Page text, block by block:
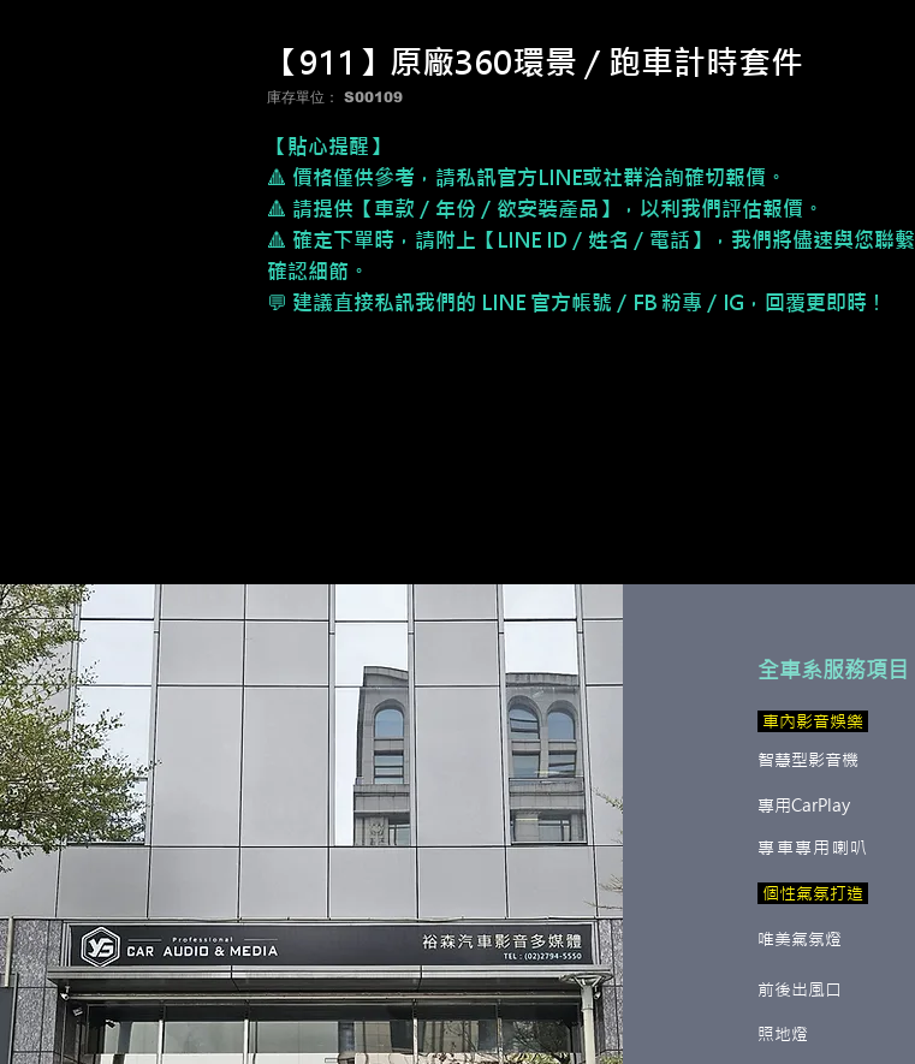
【911】原廠360環景 / 跑車計時套件
庫存單位： S00109
【貼心提醒】
🔺 價格僅供參考，請私訊官方LINE或社群洽詢確切報價。
🔺 請提供【車款／年份／欲安裝產品】，以利我們評估報價。
🔺 確定下單時，請附上【LINE ID／姓名／電話】，我們將儘速與您聯繫
確認細節。
💬 建議直接私訊我們的 LINE 官方帳號／FB 粉專／IG，回覆更即時！
全車系服務項目
​ 車內影音娛樂
智慧型影音機
專用CarPlay
專車專用喇叭
​ 個性氣氛打造
唯美氣氛燈
前後出風口
照地燈